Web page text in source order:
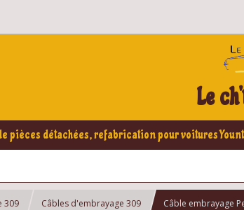
Le
détachées, refabrication pour voitures
309 Câbles d'embrayage 309 Câble embrayage